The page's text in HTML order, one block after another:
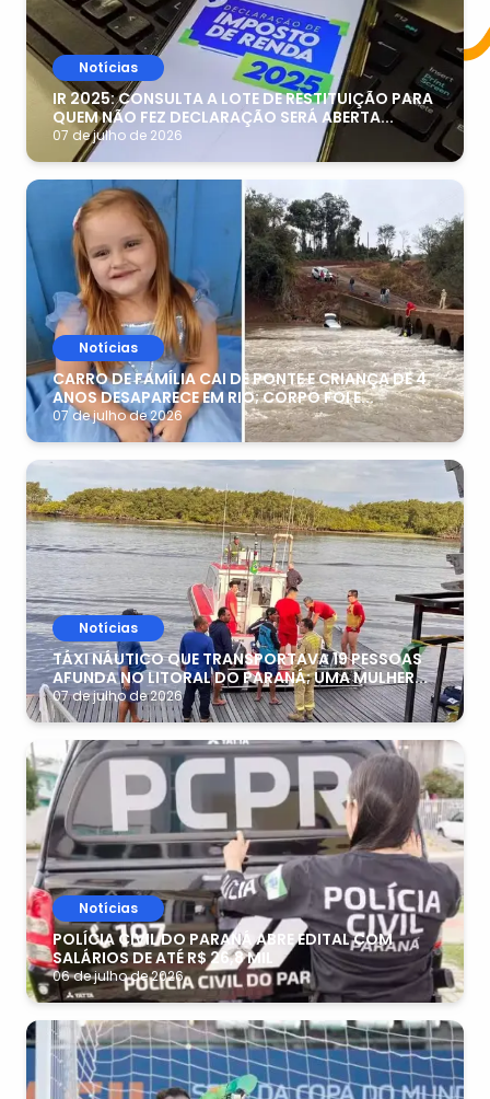
Notícias
IR 2025: CONSULTA A LOTE DE RESTITUIÇÃO PARA
QUEM NÃO FEZ DECLARAÇÃO SERÁ ABERTA...
07 de julho de 2026
Notícias
CARRO DE FAMÍLIA CAI DE PONTE E CRIANÇA DE 4
ANOS DESAPARECE EM RIO; CORPO FOI E...
07 de julho de 2026
Notícias
TÁXI NÁUTICO QUE TRANSPORTAVA 19 PESSOAS
AFUNDA NO LITORAL DO PARANÁ; UMA MULHER...
07 de julho de 2026
Notícias
POLÍCIA CIVIL DO PARANÁ ABRE EDITAL COM
SALÁRIOS DE ATÉ R$ 26,8 MIL
06 de julho de 2026